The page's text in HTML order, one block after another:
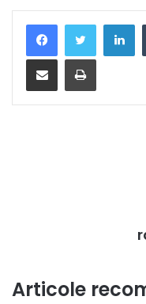
Distribuie prin mail
Articole